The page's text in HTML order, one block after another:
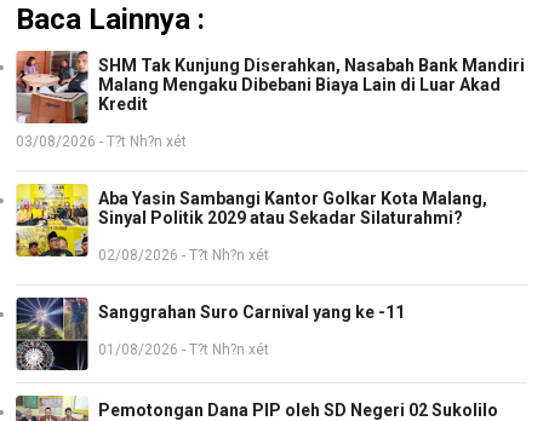
Baca Lainnya :
SHM Tak Kunjung Diserahkan, Nasabah Bank Mandiri
Malang Mengaku Dibebani Biaya Lain di Luar Akad
Kredit
03/08/2026 - T?t Nh?n xét
Aba Yasin Sambangi Kantor Golkar Kota Malang,
Sinyal Politik 2029 atau Sekadar Silaturahmi?
02/08/2026 - T?t Nh?n xét
Sanggrahan Suro Carnival yang ke -11
01/08/2026 - T?t Nh?n xét
Pemotongan Dana PIP oleh SD Negeri 02 Sukolilo